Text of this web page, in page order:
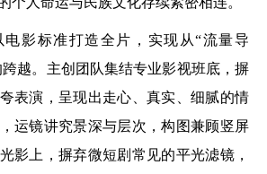
电影标准打造全片，实现从“流量导
跨越。主创团队集结专业影视班底，摒
表演，呈现出走心、真实、细腻的情
运镜讲究景深与层次，构图兼顾竖屏
影上，摒弃微短剧常见的平光滤镜，